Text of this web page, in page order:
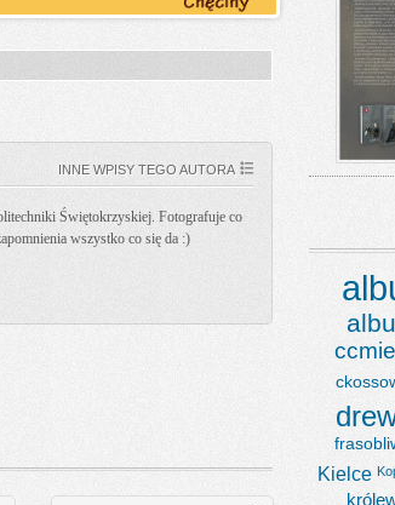
INNE WPISY TEGO AUTORA
Świętokrzyskiej. Fotografuje co
wszystko co się da :)
Kielce